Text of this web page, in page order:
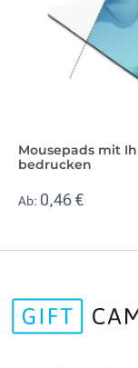
Mousepads mit
bedrucken
Ab: 0,46 €